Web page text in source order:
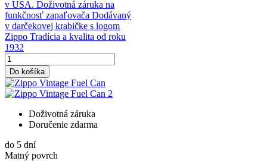
v USA. Doživotná záruka na
funkčnosť zapaľovača Dodávaný
v darčekovej krabičke s logom
Zippo Tradícia a kvalita od roku
1932
Do košíka
Doživotná záruka
Doručenie zdarma
do 5 dní
Matný povrch